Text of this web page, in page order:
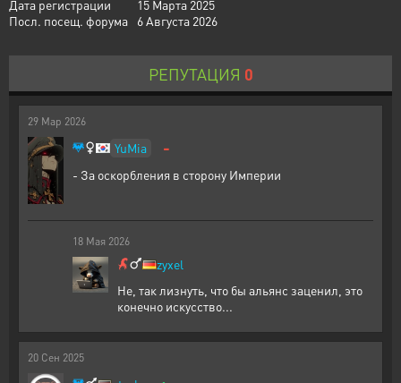
Дата регистрации
15 Марта 2025
Посл. посещ. форума
6 Августа 2026
РЕПУТАЦИЯ 0
29 Мар 2026
YuMia -
- За оскорбления в сторону Империи
18 Мая 2026
zyxel
Не, так лизнуть, что бы альянс заценил, это
конечно искусство...
20 Сен 2025